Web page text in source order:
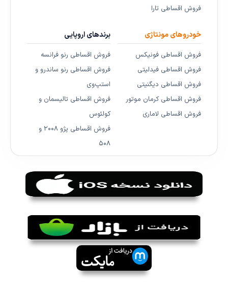
فروش اقساطی تارا
خودروهای مونتاژی
فروش اقساطی فونیکس
فروش اقساطی فیدلیتی
فروش اقساطی دیگنیتی
فروش اقساطی کرمان موتور
فروش اقساطی لاماری
برندهای اروپایی
فروش اقساطی رنو فرانسه
فروش اقساطی رنو ساندرو و
استپ‌وی
فروش اقساطی تالیسمان و
کولئوس
فروش اقساطی پژو ۲۰۰۸ و
۵۰۸